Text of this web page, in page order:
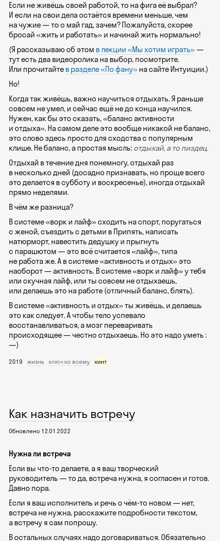
Если не живёшь своей работой, то на фига её выбрал?
И если на свои дела остаётся времени меньше, чем
на чужие — то о май гад, зачем? Пожалуйста, скорее
бросай «жить и работать» и начинай жить нормально!
(Я рассказываю об этом в лекции «Мы хотим играть» —
тут есть два видеоролика на выбор, посмотрите.
Или прочитайте в разделе «По фану» на сайте Интуиции.)
Но!
Когда так живёшь, важно научиться отдыхать. Я раньше
совсем не умел, и сейчас ещё не до конца научился.
Нужен, как бы это сказать, «баланс активности
и отдыха». На самом деле это вообще никакой не баланс,
это слово здесь просто для сходства с популярным
клише. Не баланс, а простая мысль: отдыхай, а то пиздец.
Отдыхай в течение дня понемногу, отдыхай раз
в несколько дней (досадно признавать, но проще всего
это делается в субботу и воскресенье), иногда отдыхай
прямо неделями.
В чём же разница?
В системе «ворк и лайф» сходить на спорт, поругаться
с женой, съездить с детьми в Припять, написать
натюрморт, навестить дедушку и прыгнуть
с парашютом — это всё считается «лайф», типа
не работа же. А в системе «активность и отдых» это
наоборот — активность. В системе «ворк и лайф» у тебя
или скучная лайф, или ты совсем не отдыхаешь,
или делаешь это на работе (отличный баланс, блять).
В системе «активность и отдых» ты живёшь, и делаешь
это как следует. А чтобы тело успевало
восстанавливаться, а мозг переваривать
происходящее — честно отдыхаешь. Но это надо уметь :
—)
2019 жизнь ключ ко всему хинт
Как назначить встречу
Обновлено 12.01.2022
Нужна ли встреча
Если вы что-то делаете, а я ваш творческий
руководитель — то да, встреча нужна, я согласен и готов.
Давно пора.
Если я ваш исполнитель и речь о чём-то новом — нет,
встреча не нужна, расскажите подробности текстом,
а встречу я сам попрошу.
В остальных случаях надо договариваться. Обязательно